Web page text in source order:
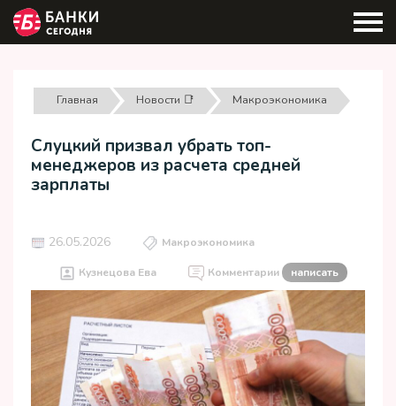
Главная Новости 📑 Макроэкономика
Слуцкий призвал убрать топ-
менеджеров из расчета средней
зарплаты
26.05.2026 Макроэкономика
Кузнецова Ева Комментарии написать